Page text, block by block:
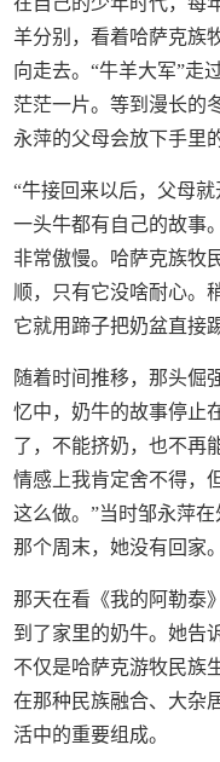
羊分别，看着哈萨克族
向走去。“牛羊大军”走
茫茫一片。等到漫长的
永萍的父母会放下手里
“牛接回来以后，父母
一头牛都有自己的故事
非常傲慢。哈萨克族牧
顺，只有它没啥耐心。
它就用蹄子把奶盆直接
随着时间推移，那头倔
忆中，奶牛的故事停止
了，不能挤奶，也不再
情感上我肯定舍不得，
这么做。”当时邹永萍
那个周末，她没有回家。
那天在看《我的阿勒泰
到了家里的奶牛。她告
不仅是哈萨克游牧民族
在那种民族融合、大杂
活中的重要组成。